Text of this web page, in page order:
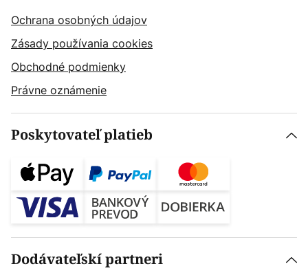
Ochrana osobných údajov
Zásady používania cookies
Obchodné podmienky
Právne oznámenie
Poskytovateľ platieb
Dodávateľskí partneri